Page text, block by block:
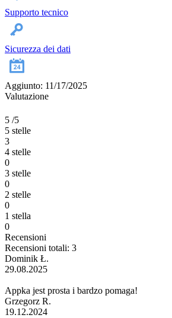
Supporto tecnico
Sicurezza dei dati
Aggiunto: 11/17/2025
Valutazione
5 /5
5 stelle
3
4 stelle
0
3 stelle
0
2 stelle
0
1 stella
0
Recensioni
Recensioni totali: 3
Dominik Ł.
29.08.2025
Appka jest prosta i bardzo pomaga!
Grzegorz R.
19.12.2024